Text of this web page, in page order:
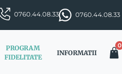
0760.44.08.33 0760.44.08.33
PROGRAM
FIDELITATE
INFORMATII
0